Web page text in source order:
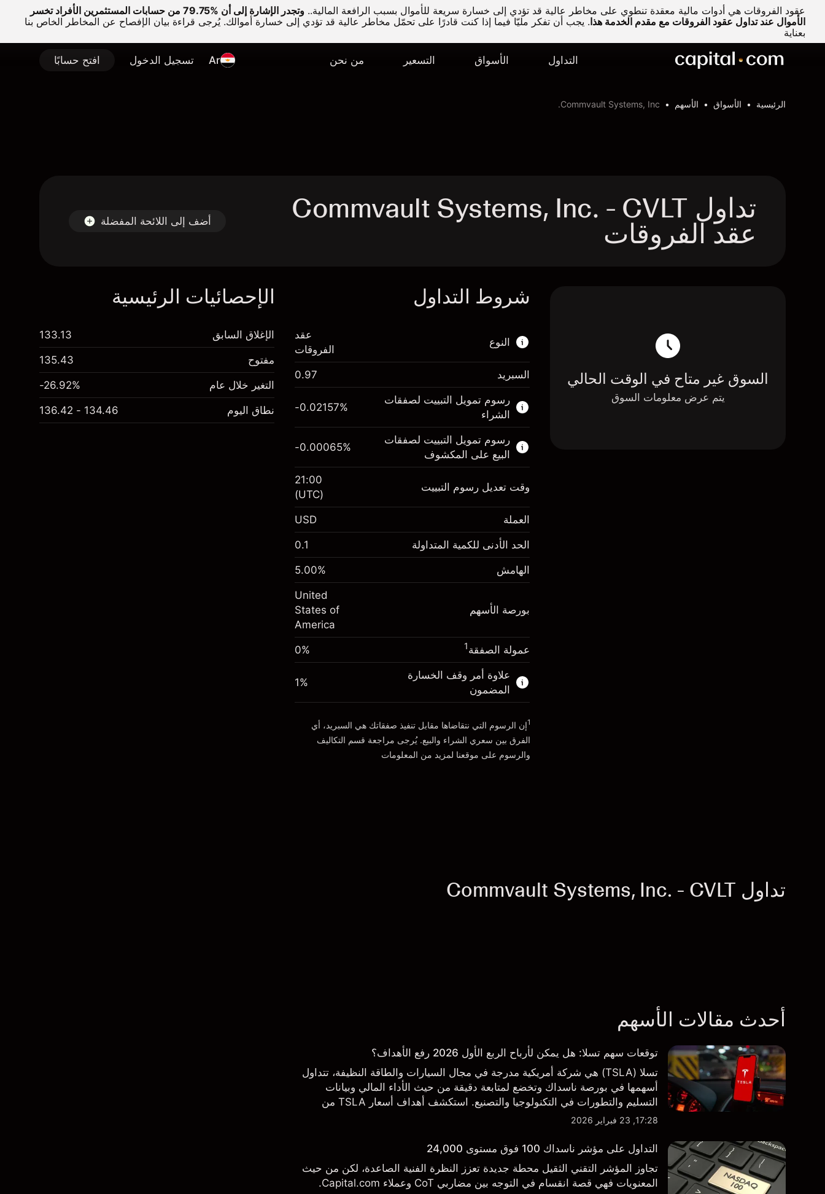
عقود الفروقات هي أدوات مالية معقدة تنطوي على مخاطر عالية قد تؤدي إلى خسارة سريعة للأموال بسبب الرافعة المالية..
وتجدر الإشارة إلى أن %79.75 من حسابات المستثمرين الأفراد تخسر
الأموال عند تداول عقود الفروقات مع مقدم الخدمة هذا. يجب أن تفكر مليّا فيما إذا كنت قادرًا على تحمّل مخاطر عالية قد تؤدي إلى خسارة أموالك. يُرجى قراءة بيان الإفصاح عن المخاطر الخاص بنا
بعناية
التداول الأسواق التسعير من نحن Ar تسجيل الدخول افتح حسابًا
الرئيسية الأسواق الأسهم Commvault Systems, Inc.
تداول Commvault Systems, Inc. - CVLT
عقد الفروقات أضف إلى اللائحة المفضلة
السوق غير متاح في الوقت الحالي
يتم عرض معلومات السوق
شروط التداول
النوع
هذا السوق المالي متاح للتداول من خلال عقود
الفروقات.
اعرف المزيد عن:
عقود الفروقات
عقد
الفروقات
السبريد 0.97
رسوم تمويل التبييت لصفقات
الشراء
الهامش. استثمارك $1,000.00
رسوم التبييت
الرسوم من قيمة الصفقة الكاملة
-0.021568
حجم الصفقة بالرافعة المالية ~
-0.02157%
رسوم تمويل التبييت لصفقات
البيع على المكشوف
$1,000.00
الرسوم من قيمة الصفقة الكاملة
-0.000654
(-$0.13)
الأموال من الرافعة المالية ~ دولار
انتقل إلى المنصة
-0.00065%
وقت تعديل رسوم التبييت
21:00
(UTC)
العملة USD
الحد الأدنى للكمية المتداولة 0.1
الهامش 5.00%
بورصة الأسهم
United
States of
America
عمولة الصفقة1
0%
علاوة أمر وقف الخسارة
المضمون
1%
1إن الرسوم التي نتقاضاها مقابل تنفيذ صفقاتك هي السبريد، أي
الفرق بين سعري الشراء والبيع. يُرجى مراجعة قسم التكاليف
والرسوم على موقعنا لمزيد من المعلومات
الإحصائيات الرئيسية
الإغلاق السابق 133.13
مفتوح 135.43
التغير خلال عام -26.92%
نطاق اليوم 134.46 - 136.42
تداول Commvault Systems, Inc. - CVLT
أحدث مقالات الأسهم
توقعات سهم تسلا: هل يمكن لأرباح الربع الأول 2026 رفع الأهداف؟
تسلا (TSLA) هي شركة أمريكية مدرجة في مجال السيارات والطاقة النظيفة، تتداول
أسهمها في بورصة ناسداك وتخضع لمتابعة دقيقة من حيث الأداء المالي وبيانات
التسليم والتطورات في التكنولوجيا والتصنيع. استكشف أهداف أسعار TSLA من
طرف ثالث والتحليل الفني.
17:28, 23 فبراير 2026
التداول على مؤشر ناسداك 100 فوق مستوى 24,000
تجاوز المؤشر التقني الثقيل محطة جديدة تعزز النظرة الفنية الصاعدة، لكن من حيث
المعنويات فهي قصة انقسام في التوجه بين مضاربي CoT وعملاء Capital.com.